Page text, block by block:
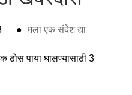
● मला एक संदेश द्या
ठोस पाया घालण्यासाठी 3